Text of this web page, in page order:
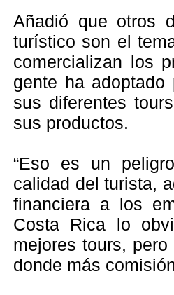
Añadió que otros
turístico son el
comercializan los
gente ha
sus diferentes
sus productos.
“Eso es un
calidad del turista,
financiera a los
Costa Rica lo
mejores tours,
donde más